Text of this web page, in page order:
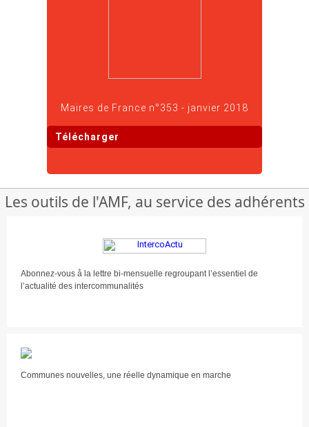
Maires de France n°353 - janvier 2018
Télécharger
Les outils de l'AMF, au service des adhérents
Abonnez-vous å la lettre bi-mensuelle regroupant l’essentiel de
l’actualité des intercommunalités
Communes nouvelles, une réelle dynamique en marche